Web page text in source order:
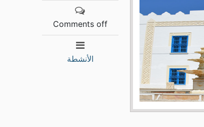
Comments off
الأنشطة